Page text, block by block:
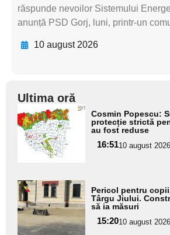
răspunde nevoilor Sistemului
anunță PSD Gorj, luni, printr-un
10 august 2026
Ultima oră
Adaugă
aici textul
pentru
subtitlu
Cosmin Popescu:
protecție strictă
au fost reduse
16:5110 august 2026
Adaugă
aici textul
pentru
subtitlu
Pericol pentru
Târgu Jiului.
să ia măsuri
15:2010 august 2026